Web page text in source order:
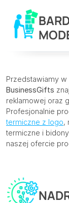
Przedstawiamy
BusinessGifts
reklamowej oraz
Profesjonalnie
termiczne z logo,
termiczne i
naszej ofercie